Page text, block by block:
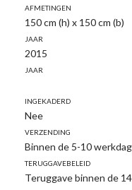
Afmetingen
150 cm (h) x 150 cm (b)
Jaar
2015
Jaar
Ingekaderd
Nee
Verzending
Binnen de 5-10
Teruggavebeleid
Teruggave binnen de